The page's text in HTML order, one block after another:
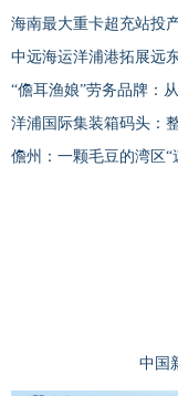
海南最大重卡超充站投
中远海运洋浦港拓展远
“儋耳渔娘”劳务品牌：
洋浦国际集装箱码头：
儋州：一颗毛豆的湾区“
中国